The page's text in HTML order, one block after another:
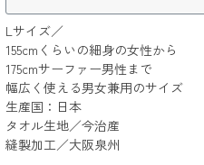
Lサイズ／
155cmくらいの細身の女性から
175cmサーファー男性まで
幅広く使える男女兼用のサイズ
生産国：日本
タオル生地／今治産
縫製加工／大阪泉州